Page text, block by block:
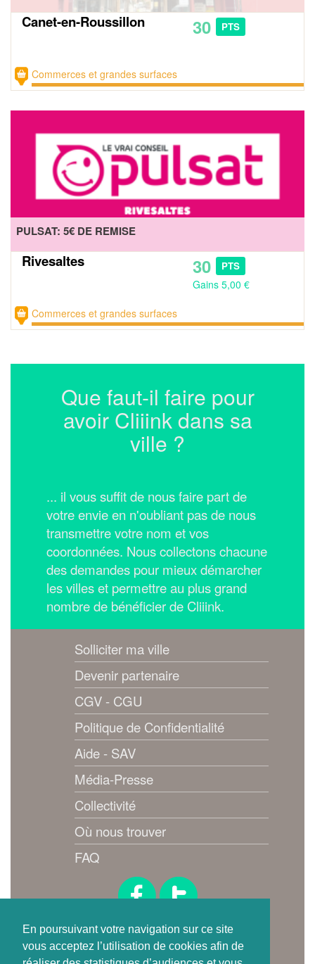
En poursuivant votre navigation sur ce site
vous acceptez l’utilisation de cookies afin de
Canet-en-Roussillon 30 PTS
Commerces et grandes surfaces
PULSAT: 5€ DE REMISE
Rivesaltes 30 PTS
Gains 5,00 €
Commerces et grandes surfaces
Que faut-il faire pour
avoir Cliiink dans sa
ville ?
... il vous suffit de nous faire part de
votre envie en n'oubliant pas de nous
transmettre votre nom et vos
coordonnées. Nous collectons chacune
des demandes pour mieux démarcher
les villes et permettre au plus grand
nombre de bénéficier de Cliiink.
Solliciter ma ville
Devenir partenaire
CGV - CGU
Politique de Confidentialité
Aide - SAV
Média-Presse
Collectivité
Où nous trouver
FAQ
Suivez-nous !